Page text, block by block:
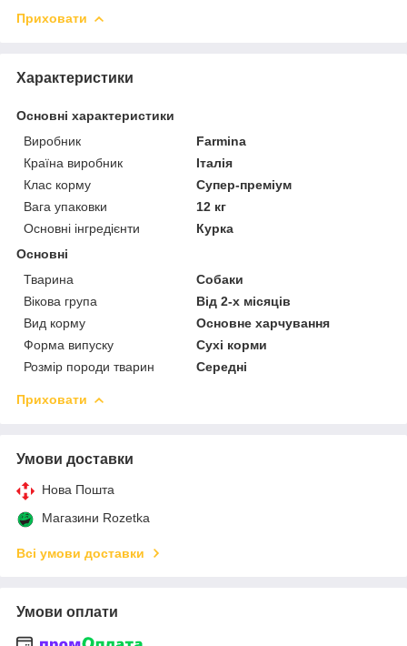
Приховати
Характеристики
Основні характеристики
Виробник
Farmina
Країна виробник
Італія
Клас корму
Супер-преміум
Вага упаковки
12 кг
Основні інгредієнти
Курка
Основні
Тварина
Собаки
Вікова група
Від 2-х місяців
Вид корму
Основне харчування
Форма випуску
Сухі корми
Розмір породи тварин
Середні
Приховати
Умови доставки
Нова Пошта
Магазини Rozetka
Всі умови доставки
Умови оплати